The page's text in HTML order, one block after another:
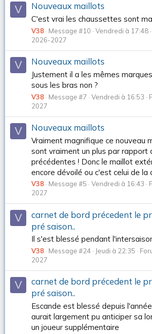
V Nouveaux maillots
C'est vrai les chaussettes sont
V38 Message #10 Vendredi à 17:48
2026-2027
V Nouveaux maillots
Justement il a les mêmes
sous les bras non ?
V38 Message #7 Vendredi à 16:53
2027
V Nouveaux maillots
Vraiment magnifique ce nouveau
sont vraiment un plus par rapport
précédentes ! Donc le maillot
encore dévoilé ou c'est celui de la
V38 Message #5 Vendredi à 16:43
2027
V
carnet de bord précedent le
pré saison..
Il s'est blessé pendant
V38 Message #24 Jeudi à 22:35
2027
V
carnet de bord précedent le
pré saison..
Escande est blessé depuis
aurait largement pu anticiper sa
un joueur supplémentaire